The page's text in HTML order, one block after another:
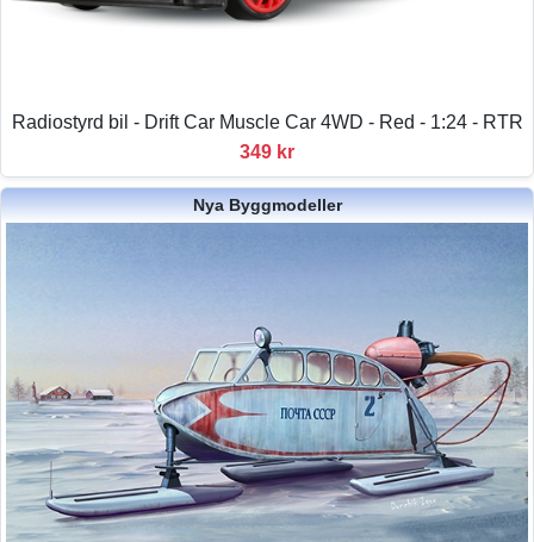
Radiostyrd bil - Drift Car Muscle Car 4WD - Red - 1:24 - RTR
349 kr
Nya Byggmodeller